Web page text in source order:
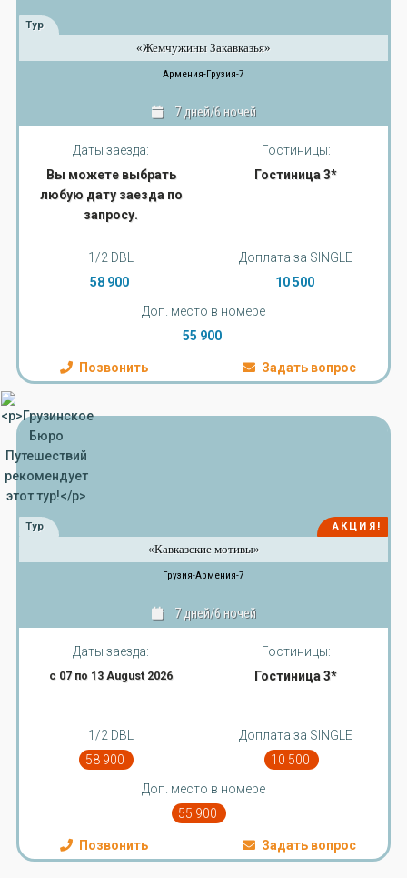
Тур
«Жемчужины Закавказья»
Армения-Грузия-7
7 дней/6 ночей
Даты заезда:
Вы можете выбрать
любую дату заезда по
запросу.
Гостиницы:
Гостиница 3*
1/2 DBL
58 900
Доплата за SINGLE
10 500
Доп. место в номере
55 900
Позвонить Задать вопрос
Тур АКЦИЯ!
«Кавказские мотивы»
Грузия-Армения-7
7 дней/6 ночей
Даты заезда:
с 07 по 13 August 2026
Гостиницы:
Гостиница 3*
1/2 DBL
58 900
Доплата за SINGLE
10 500
Доп. место в номере
55 900
Позвонить Задать вопрос